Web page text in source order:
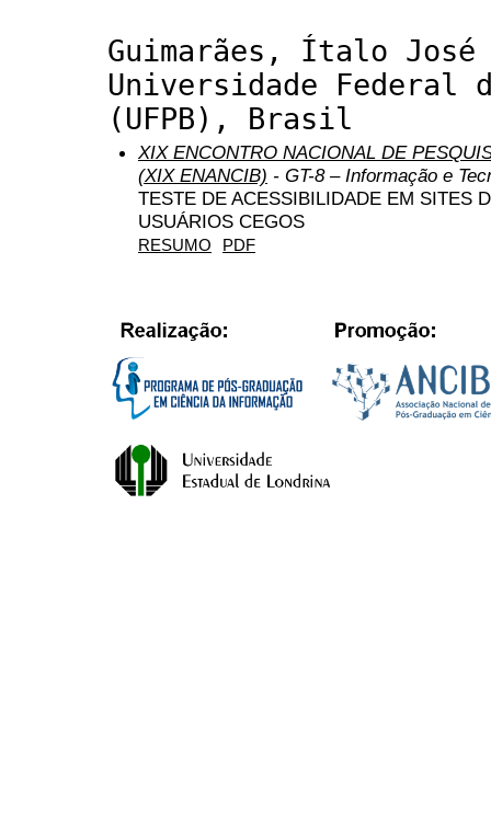
Guimarães, Ítalo José
Universidade Federal
(UFPB), Brasil
XIX ENCONTRO NACIONAL DE
(XIX ENANCIB) - GT-8 – Informação e
TESTE DE ACESSIBILIDADE EM SITES
USUÁRIOS CEGOS
RESUMO PDF